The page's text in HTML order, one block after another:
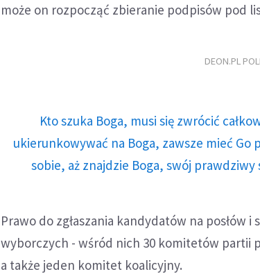
może on rozpocząć zbieranie podpisów pod
DEON.PL
Kto szuka Boga, musi się zwrócić
ukierunkowywać na Boga, zawsze mieć
sobie, aż znajdzie Boga, swój prawdziwy
Prawo do zgłaszania kandydatów na posłów
wyborczych - wśród nich 30 komitetów partii
a także jeden komitet koalicyjny.